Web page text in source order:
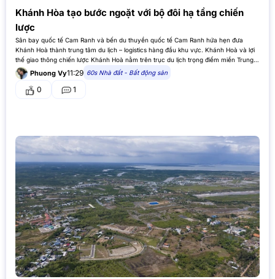
Khánh Hòa tạo bước ngoặt với bộ đôi hạ tầng chiến
lược
Sân bay quốc tế Cam Ranh và bến du thuyền quốc tế Cam Ranh hứa hẹn đưa
Khánh Hoà thành trung tâm du lịch – logistics hàng đầu khu vực. Khánh Hoà và lợi
thế giao thông chiến lược Khánh Hoà nằm trên trục du lịch trọng điểm miền Trung,
…
Phuong Vy11:29 60s Nhà đất - Bất động sản
0 1